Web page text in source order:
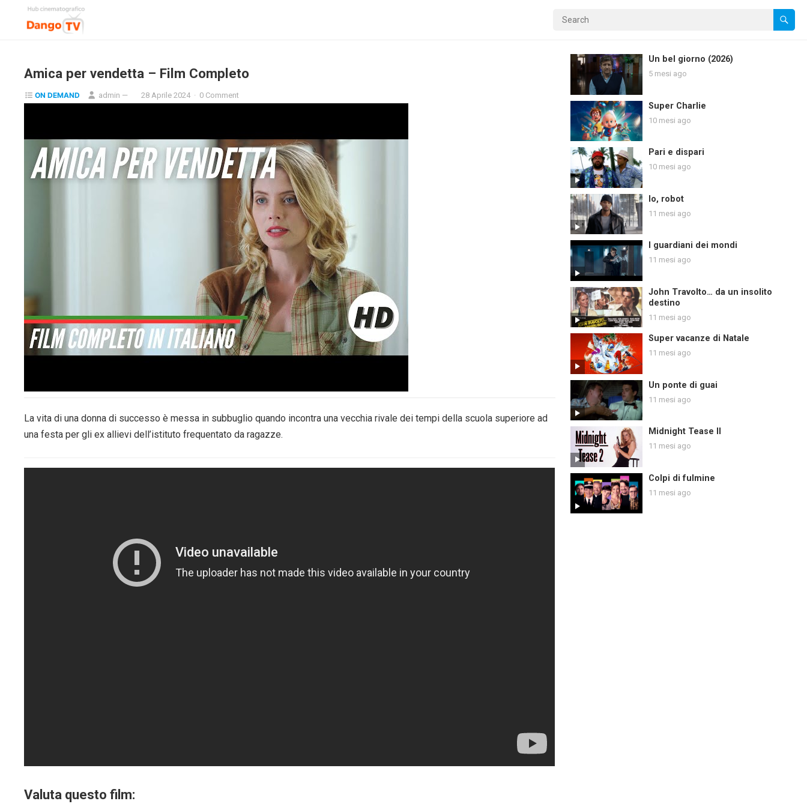
Amica per vendetta – Film Completo
ON DEMAND admin — 28 Aprile 2024 · 0 Comment
La vita di una donna di successo è messa in subbuglio quando incontra una vecchia rivale dei tempi della scuola superiore ad
una festa per gli ex allievi dell’istituto frequentato da ragazze.
Valuta questo film:
Un bel giorno (2026)
5 mesi ago
Super Charlie
10 mesi ago
Pari e dispari
10 mesi ago
Io, robot
11 mesi ago
I guardiani dei mondi
11 mesi ago
John Travolto… da un insolito
destino
11 mesi ago
Super vacanze di Natale
11 mesi ago
Un ponte di guai
11 mesi ago
Midnight Tease II
11 mesi ago
Colpi di fulmine
11 mesi ago